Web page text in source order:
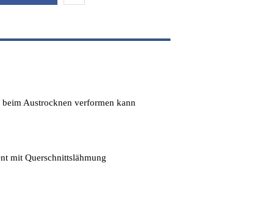
Austrocknen verformen kann
mit Querschnittslähmung